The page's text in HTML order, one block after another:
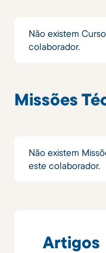
Não existem
colaborador.
Missões
Não existem
este colaborador.
Artigos